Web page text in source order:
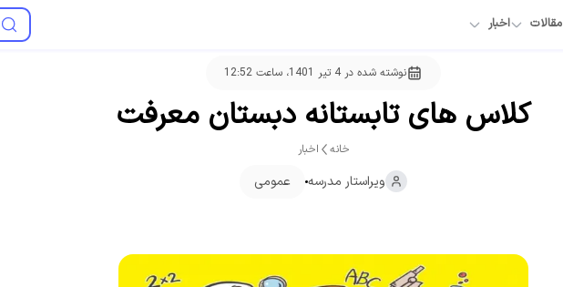
مقالات اخبار
نوشته شده در 4 تیر 1401، ساعت 12:52
کلاس های تابستانه دبستان معرفت
خانه اخبار
ویراستار مدرسه عمومی